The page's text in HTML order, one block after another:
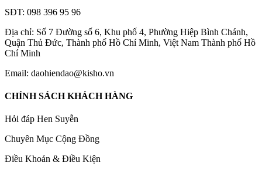
SĐT: 098 396 95 96
Địa chỉ: Số 7 Đường số 6, Khu phố 4, Phường Hiệp Bình Chánh,
Quận Thủ Đức, Thành phố Hồ Chí Minh, Việt Nam Thành phố Hồ
Chí Minh
Email: daohiendao@kisho.vn
CHÍNH SÁCH KHÁCH HÀNG
Hỏi đáp Hen Suyễn
Chuyên Mục Cộng Đồng
Điều Khoản & Điều Kiện